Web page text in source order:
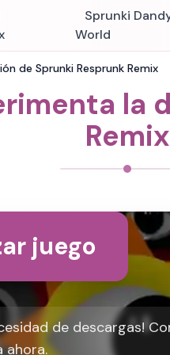
Sprunki
World
de Sprunki Resprunk Remix
la
Remix
juego
de descargas!
ahora.